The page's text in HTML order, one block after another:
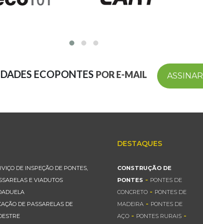
ECOPONTES POR E-MAIL ASSINAR
DE INSPEÇÃO DE PONTES,
E VIADUTOS
DE PASSARELAS DE
DESTAQUES
CONSTRUÇÃO DE
PONTES - PONTES DE
CONCRETO - PONTES DE
MADEIRA - PONTES DE
AÇO - PONTES RURAIS -